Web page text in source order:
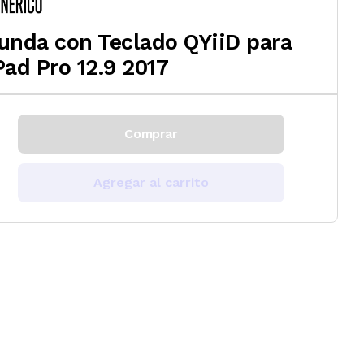
con Teclado QYiiD para
Pro 12.9 2017
Comprar
Agregar al carrito